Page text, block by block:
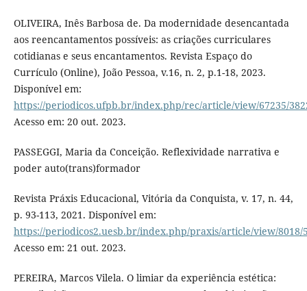
OLIVEIRA, Inês Barbosa de. Da modernidade desencantada
aos reencantamentos possíveis: as criações curriculares
cotidianas e seus encantamentos. Revista Espaço do
Currículo (Online), João Pessoa, v.16, n. 2, p.1-18, 2023.
Disponível em:
https://periodicos.ufpb.br/index.php/rec/article/view/67235/
Acesso em: 20 out. 2023.
PASSEGGI, Maria da Conceição. Reflexividade narrativa e
poder auto(trans)formador
Revista Práxis Educacional, Vitória da Conquista, v. 17, n. 44,
p. 93-113, 2021. Disponível em:
https://periodicos2.uesb.br/index.php/praxis/article/view/8018/
Acesso em: 21 out. 2023.
PEREIRA, Marcos Vilela. O limiar da experiência estética: